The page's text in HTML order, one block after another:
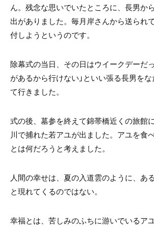
ん。残念な思いでいたところに、長男か
出がありました。毎月岸さんから送られ
付しようというのです。
除幕式の当日、その日はウイークデーだ
があるから行けない」といい張る長男を
て行きました。
式の後、墓参を終えて錦帯橋近くの旅館
川で捕れた若アユが出ました。アユを食
とは何だろうと考えました。
人間の幸せは、夏の入道雲のように、あ
と現れてくるのではない。
幸福とは、苦しみのふちに游いでいるア